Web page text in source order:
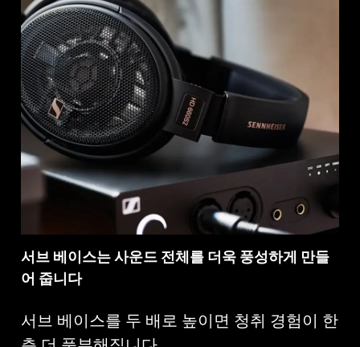
서브 베이스는 사운드 전체를 더욱 풍성하게 만들
어 줍니다
서브 베이스를 두 배로 높이면 청취 경험이 한